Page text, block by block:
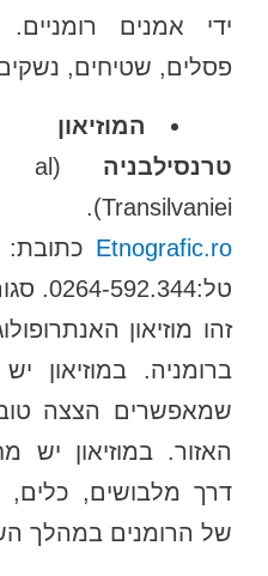
ידי אמנים
פסלים, שטיחים, נשקים
המוזיאון
טרנסילבניה
al
Transilvaniei). אתר:
Etnografic.ro
טל:0264-592.344. סגור בימים שני ושלישי.
זהו מוזיאון
שמאפשרים הצצה
האזור. במוזיאון יש
דרך מלבושים, כלים,
של הרומנים במהלך